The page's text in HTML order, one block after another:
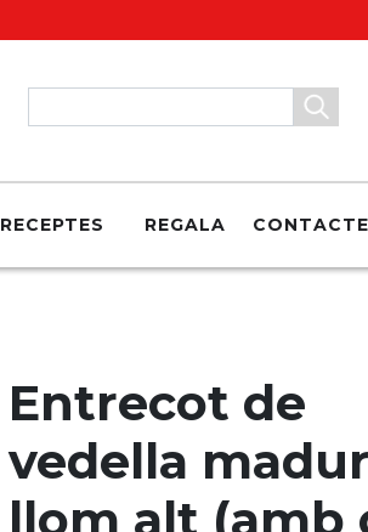
RECEPTES REGALA
Entrecot de
vedella
llom alt (amb